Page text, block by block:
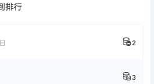
排行
2
3